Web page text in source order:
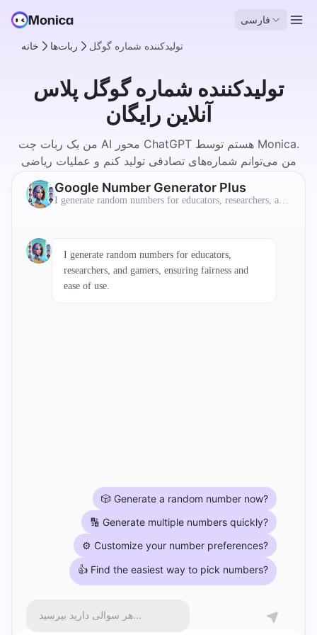
فارسی
خانه ربات‌ها تولیدکننده شماره گوگل
تولیدکننده شماره گوگل پلاس
آنلاین رایگان
من یک ربات چت AI محور ChatGPT هستم توسط Monica.
من می‌توانم شماره‌های تصادفی تولید کنم و عملیات ریاضی
Google Number Generator Plus
I generate random numbers for educators, researchers, and
I generate random numbers for educators,
researchers, and gamers, ensuring fairness and
ease of use.
🎲 Generate a random number now?
🔢 Generate multiple numbers quickly?
⚙️ Customize your number preferences?
👍 Find the easiest way to pick numbers?
هر سوالی دارید بپرسید...